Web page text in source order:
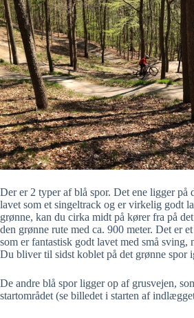
Der er 2 typer af blå spor. Det ene ligger på
lavet som et singeltrack og er virkelig godt
grønne, kan du cirka midt på kører fra på
den grønne rute med ca. 900 meter. Det er
som er fantastisk godt lavet med små sving,
Du bliver til sidst koblet på det grønne spor
De andre blå spor ligger op af grusvejen,
startområdet (se billedet i starten af